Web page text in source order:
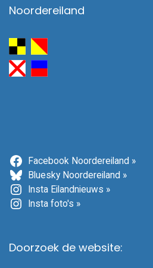
Noordereiland
Facebook Noordereiland »
Bluesky Noordereiland »
Insta Eilandnieuws »
Insta foto's »
Doorzoek de website: